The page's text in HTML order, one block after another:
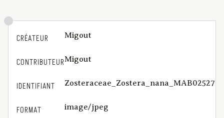
CRÉATEUR Migout
CONTRIBUTEURMigout
IDENTIFIANT Zosteraceae_Zostera_nana_MAB02527
FORMAT image/jpeg